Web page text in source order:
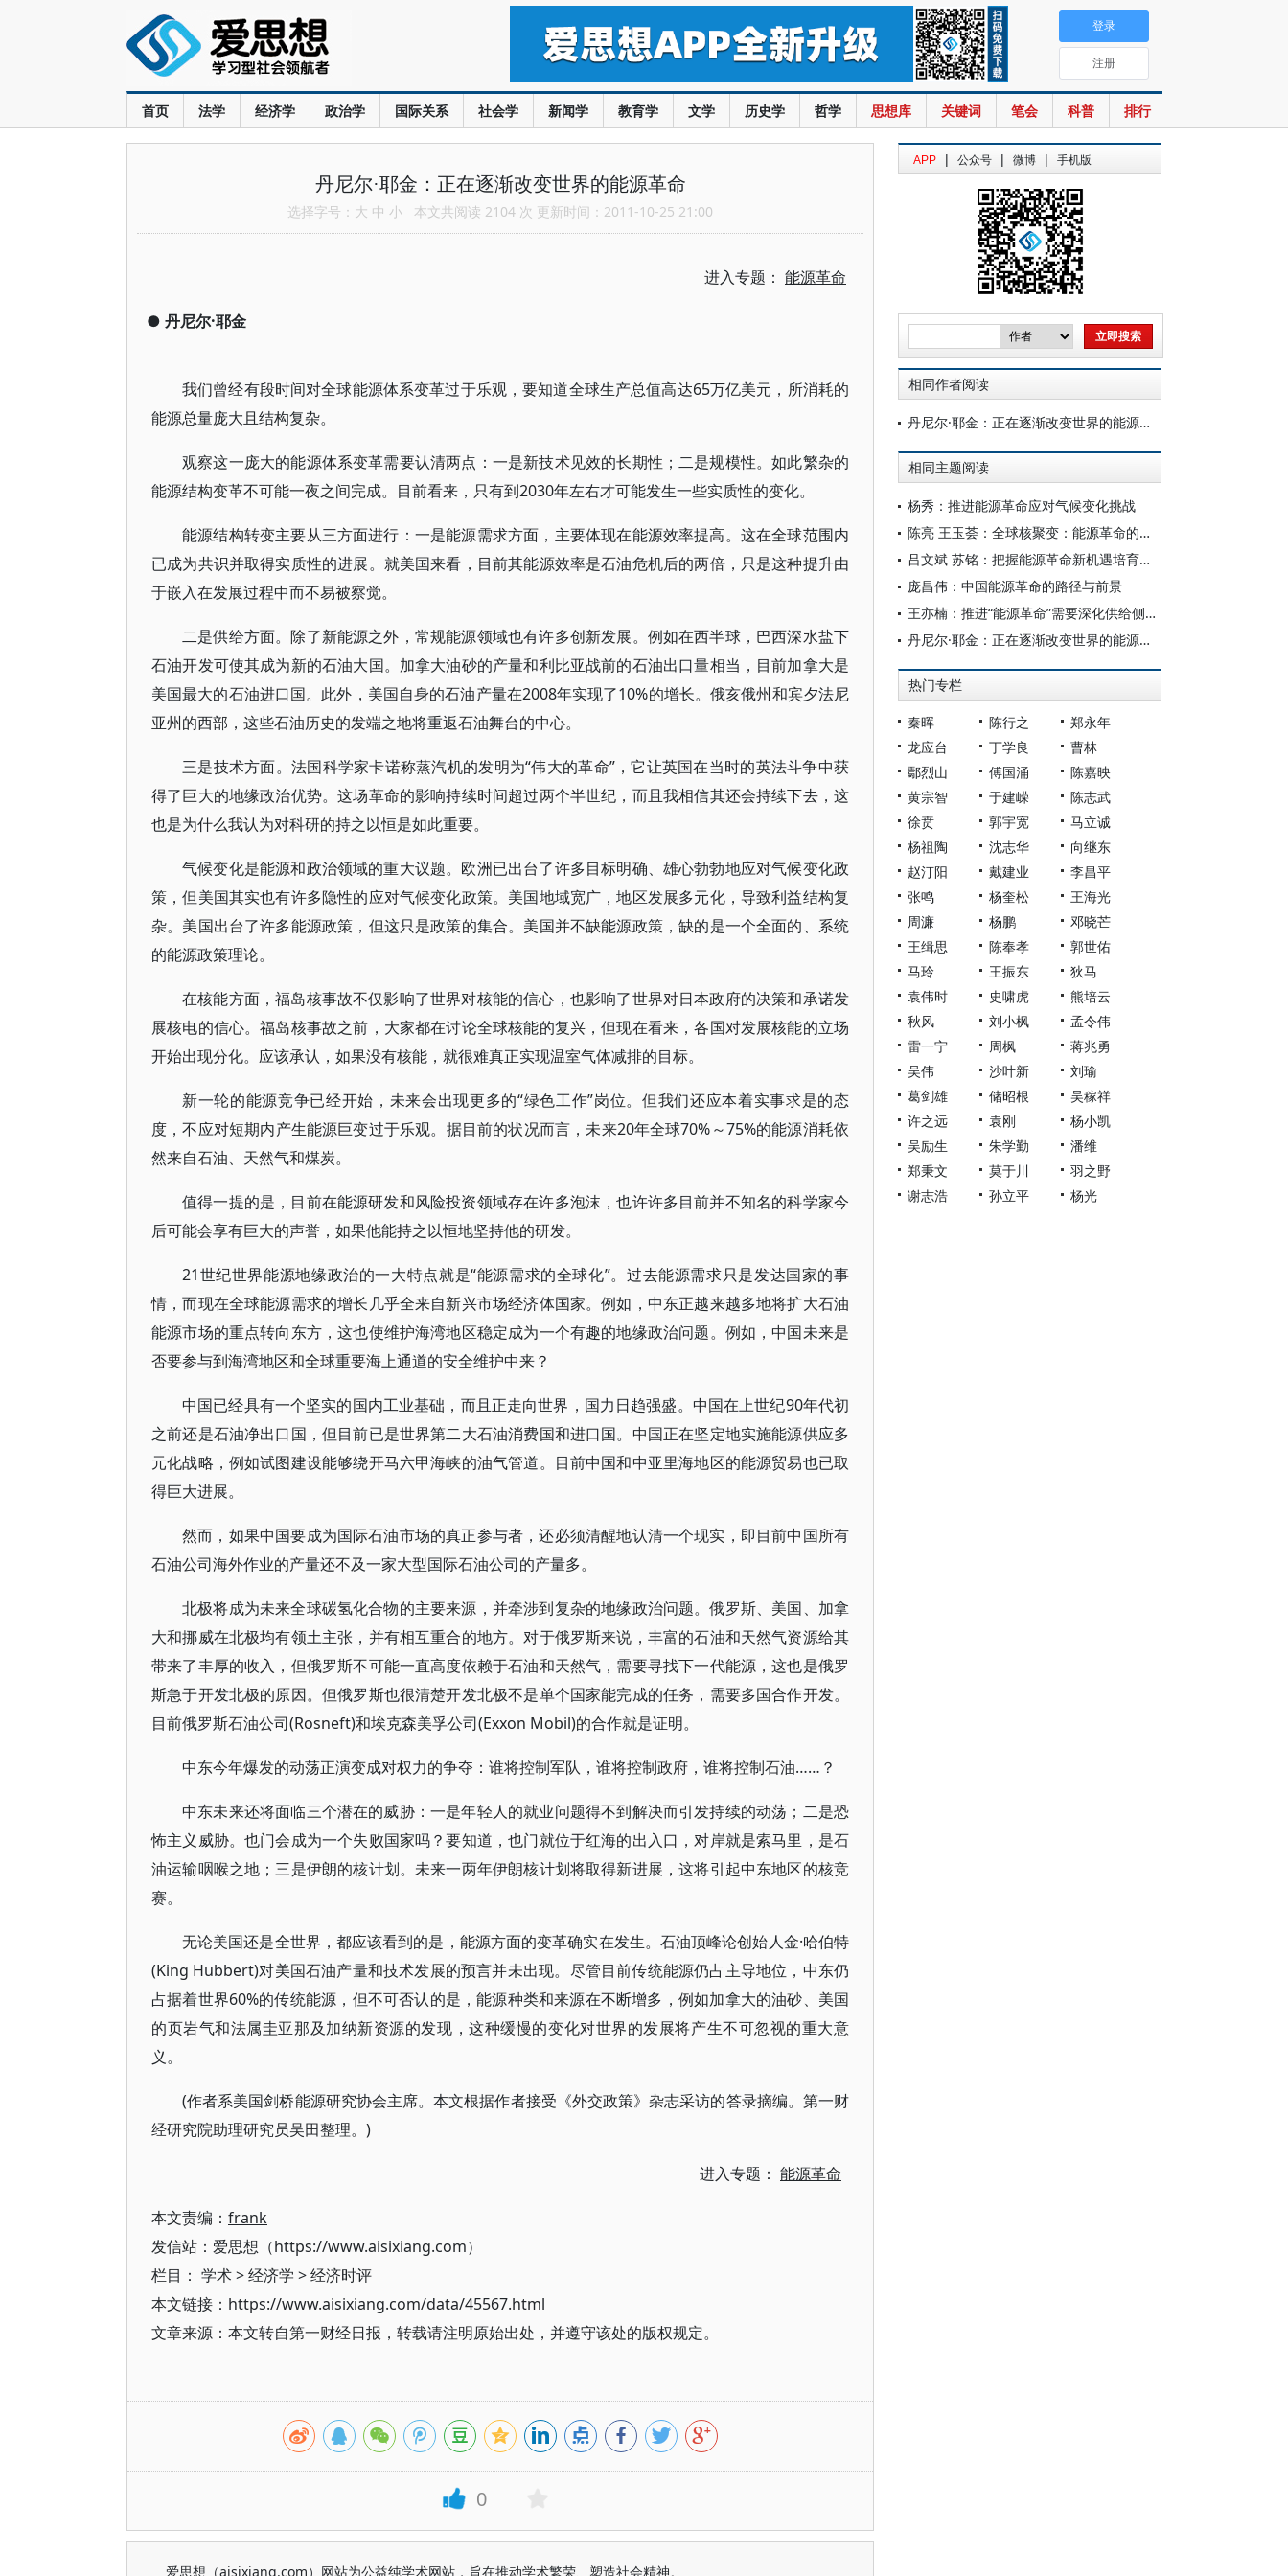
首页 法学 经济学 政治学 国际关系 社会学 新闻学 教育学 文学 历史学 哲学 思想库 关键词 笔会 科普 排行
登录
注册
丹尼尔·耶金：正在逐渐改变世界的能源革命
选择字号： 大 中 小 本文共阅读 2104 次 更新时间：2011-10-25 21:00
进入专题： 能源革命
● 丹尼尔·耶金
我们曾经有段时间对全球能源体系变革过于乐观，要知道全球生产总值高达65万亿美元，所消耗的
能源总量庞大且结构复杂。
观察这一庞大的能源体系变革需要认清两点：一是新技术见效的长期性；二是规模性。如此繁杂的
能源结构变革不可能一夜之间完成。目前看来，只有到2030年左右才可能发生一些实质性的变化。
能源结构转变主要从三方面进行：一是能源需求方面，主要体现在能源效率提高。这在全球范围内
已成为共识并取得实质性的进展。就美国来看，目前其能源效率是石油危机后的两倍，只是这种提升由
于嵌入在发展过程中而不易被察觉。
二是供给方面。除了新能源之外，常规能源领域也有许多创新发展。例如在西半球，巴西深水盐下
石油开发可使其成为新的石油大国。加拿大油砂的产量和利比亚战前的石油出口量相当，目前加拿大是
美国最大的石油进口国。此外，美国自身的石油产量在2008年实现了10%的增长。俄亥俄州和宾夕法尼
亚州的西部，这些石油历史的发端之地将重返石油舞台的中心。
三是技术方面。法国科学家卡诺称蒸汽机的发明为“伟大的革命”，它让英国在当时的英法斗争中获
得了巨大的地缘政治优势。这场革命的影响持续时间超过两个半世纪，而且我相信其还会持续下去，这
也是为什么我认为对科研的持之以恒是如此重要。
气候变化是能源和政治领域的重大议题。欧洲已出台了许多目标明确、雄心勃勃地应对气候变化政
策，但美国其实也有许多隐性的应对气候变化政策。美国地域宽广，地区发展多元化，导致利益结构复
杂。美国出台了许多能源政策，但这只是政策的集合。美国并不缺能源政策，缺的是一个全面的、系统
的能源政策理论。
在核能方面，福岛核事故不仅影响了世界对核能的信心，也影响了世界对日本政府的决策和承诺发
展核电的信心。福岛核事故之前，大家都在讨论全球核能的复兴，但现在看来，各国对发展核能的立场
开始出现分化。应该承认，如果没有核能，就很难真正实现温室气体减排的目标。
新一轮的能源竞争已经开始，未来会出现更多的“绿色工作”岗位。但我们还应本着实事求是的态
度，不应对短期内产生能源巨变过于乐观。据目前的状况而言，未来20年全球70%～75%的能源消耗依
然来自石油、天然气和煤炭。
值得一提的是，目前在能源研发和风险投资领域存在许多泡沫，也许许多目前并不知名的科学家今
后可能会享有巨大的声誉，如果他能持之以恒地坚持他的研发。
21世纪世界能源地缘政治的一大特点就是“能源需求的全球化”。过去能源需求只是发达国家的事
情，而现在全球能源需求的增长几乎全来自新兴市场经济体国家。例如，中东正越来越多地将扩大石油
能源市场的重点转向东方，这也使维护海湾地区稳定成为一个有趣的地缘政治问题。例如，中国未来是
否要参与到海湾地区和全球重要海上通道的安全维护中来？
中国已经具有一个坚实的国内工业基础，而且正走向世界，国力日趋强盛。中国在上世纪90年代初
之前还是石油净出口国，但目前已是世界第二大石油消费国和进口国。中国正在坚定地实施能源供应多
元化战略，例如试图建设能够绕开马六甲海峡的油气管道。目前中国和中亚里海地区的能源贸易也已取
得巨大进展。
然而，如果中国要成为国际石油市场的真正参与者，还必须清醒地认清一个现实，即目前中国所有
石油公司海外作业的产量还不及一家大型国际石油公司的产量多。
北极将成为未来全球碳氢化合物的主要来源，并牵涉到复杂的地缘政治问题。俄罗斯、美国、加拿
大和挪威在北极均有领土主张，并有相互重合的地方。对于俄罗斯来说，丰富的石油和天然气资源给其
带来了丰厚的收入，但俄罗斯不可能一直高度依赖于石油和天然气，需要寻找下一代能源，这也是俄罗
斯急于开发北极的原因。但俄罗斯也很清楚开发北极不是单个国家能完成的任务，需要多国合作开发。
目前俄罗斯石油公司(Rosneft)和埃克森美孚公司(Exxon Mobil)的合作就是证明。
中东今年爆发的动荡正演变成对权力的争夺：谁将控制军队，谁将控制政府，谁将控制石油……？
中东未来还将面临三个潜在的威胁：一是年轻人的就业问题得不到解决而引发持续的动荡；二是恐
怖主义威胁。也门会成为一个失败国家吗？要知道，也门就位于红海的出入口，对岸就是索马里，是石
油运输咽喉之地；三是伊朗的核计划。未来一两年伊朗核计划将取得新进展，这将引起中东地区的核竞
赛。
无论美国还是全世界，都应该看到的是，能源方面的变革确实在发生。石油顶峰论创始人金·哈伯特
(King Hubbert)对美国石油产量和技术发展的预言并未出现。尽管目前传统能源仍占主导地位，中东仍
占据着世界60%的传统能源，但不可否认的是，能源种类和来源在不断增多，例如加拿大的油砂、美国
的页岩气和法属圭亚那及加纳新资源的发现，这种缓慢的变化对世界的发展将产生不可忽视的重大意
义。
(作者系美国剑桥能源研究协会主席。本文根据作者接受《外交政策》杂志采访的答录摘编。第一财
经研究院助理研究员吴田整理。)
进入专题： 能源革命
本文责编： frank
发信站：爱思想（https://www.aisixiang.com）
栏目： 学术>经济学 >经济时评
本文链接：https://www.aisixiang.com/data/45567.html
文章来源：本文转自第一财经日报，转载请注明原始出处，并遵守该处的版权规定。
0
爱思想（aisixiang.com）网站为公益纯学术网站，旨在推动学术繁荣、塑造社会精神。
APP | 公众号 | 微博 | 手机版
相同作者阅读
丹尼尔·耶金：正在逐渐改变世界的能源革命
相同主题阅读
杨秀：推进能源革命应对气候变化挑战
陈亮 王玉荟：全球核聚变：能源革命的终极方案与中国作为
吕文斌 苏铭：把握能源革命新机遇培育新增长点
庞昌伟：中国能源革命的路径与前景
王亦楠：推进“能源革命”需要深化供给侧结构性改革
丹尼尔·耶金：正在逐渐改变世界的能源革命
热门专栏
秦晖 陈行之
郑永年
龙应台
丁学良
曹林
鄢烈山
傅国涌
陈嘉映
黄宗智
于建嵘
陈志武
徐贲
郭宇宽
马立诚
杨祖陶
沈志华
向继东
赵汀阳
戴建业
李昌平
张鸣
杨奎松
王海光
周濂
杨鹏
邓晓芒
王缉思
陈奉孝
郭世佑
马玲
王振东
狄马
袁伟时
史啸虎
熊培云
秋风
刘小枫
孟令伟
雷一宁
周枫
蒋兆勇
吴伟
沙叶新
刘瑜
葛剑雄
储昭根
吴稼祥
许之远
袁刚
杨小凯
吴励生
朱学勤
潘维
郑秉文
莫于川
羽之野
谢志浩
孙立平 杨光